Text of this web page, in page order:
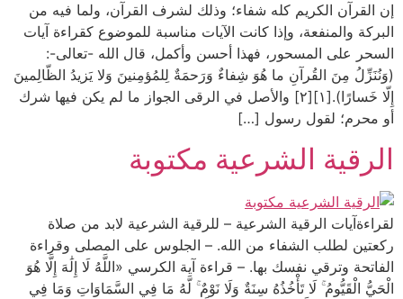
إن القرآن الكريم كله شفاء؛ وذلك لشرف القرآن، ولما فيه من
البركة والمنفعة، وإذا كانت الآيات مناسبة للموضوع كقراءة آيات
السحر على المسحور، فهذا أحسن وأكمل، قال الله -تعالى-:
(وَنُنَزِّلُ مِنَ القُرآنِ ما هُوَ شِفاءٌ وَرَحمَةٌ لِلمُؤمِنينَ وَلا يَزيدُ الظّالِمينَ
إِلّا خَسارًا).[١][٢] والأصل في الرقى الجواز ما لم يكن فيها شرك
أو محرم؛ لقول رسول […]
الرقية الشرعية مكتوبة
لقراءةآيات الرقية الشرعية – للرقية الشرعية لابد من صلاة
ركعتين لطلب الشفاء من الله. – الجلوس على المصلى وقراءة
الفاتحة وترقي نفسك بها. – قراءة آية الكرسي «اللَّهُ لَا إِلَٰهَ إِلَّا هُوَ
الْحَيُّ الْقَيُّومُ ۚ لَا تَأْخُذُهُ سِنَةٌ وَلَا نَوْمٌ ۚ لَّهُ مَا فِي السَّمَاوَاتِ وَمَا فِي